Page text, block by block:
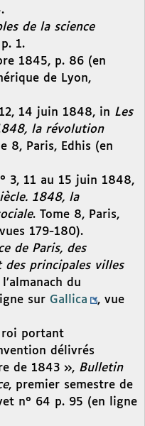
de la science
1.
1845, p. 86 (en
de Lyon,
14 juin 1848, in Les
la révolution
8, Paris, Edhis (en
3, 11 au 15 juin 1848,
1848, la
. Tome 8, Paris,
179-180).
de Paris, des
des principales villes
du
sur Gallica
, vue
roi portant
délivrés
de 1843 », Bulletin
, premier semestre de
n° 64 p. 95 (en ligne